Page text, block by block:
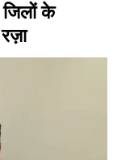
जिलों के